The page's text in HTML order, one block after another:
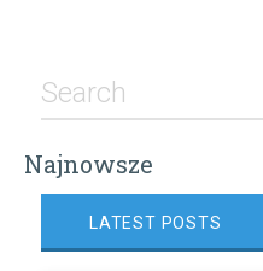
Najnowsze
LATEST POSTS